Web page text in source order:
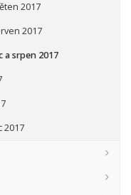
2017
2017
a srpen 2017
2017